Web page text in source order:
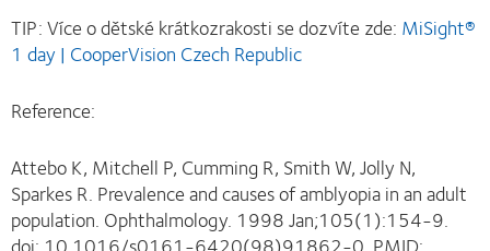
TIP: Více o dětské krátkozrakosti se dozvíte zde: MiSight®
1 day | CooperVision Czech Republic
Reference:
Attebo K, Mitchell P, Cumming R, Smith W, Jolly N,
Sparkes R. Prevalence and causes of amblyopia in an adult
population. Ophthalmology. 1998 Jan;105(1):154-9.